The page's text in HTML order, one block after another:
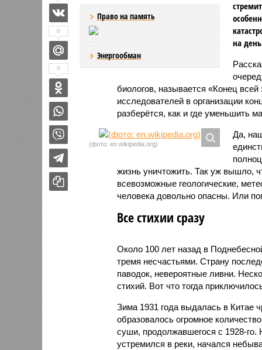
Право на память
Энергообман
на
биологов, называется «Конец
исследователей в организации
разберётся, как и где уменьшить
(фото: en.wikipedia.org)
Да,
жизнь уничтожить. Так уж вышло,
всевозможные геологические,
человека довольно опасны. Или
Все стихии сразу
Около 100 лет назад в
тремя несчастьями. Страну
паводок, невероятные ливни.
стихий. Вот что тогда
Зима 1931 года выдалась в Китае
образовалось огромное
суши, продолжавшегося с 1928-го.
устремился в реки, начался
0
0